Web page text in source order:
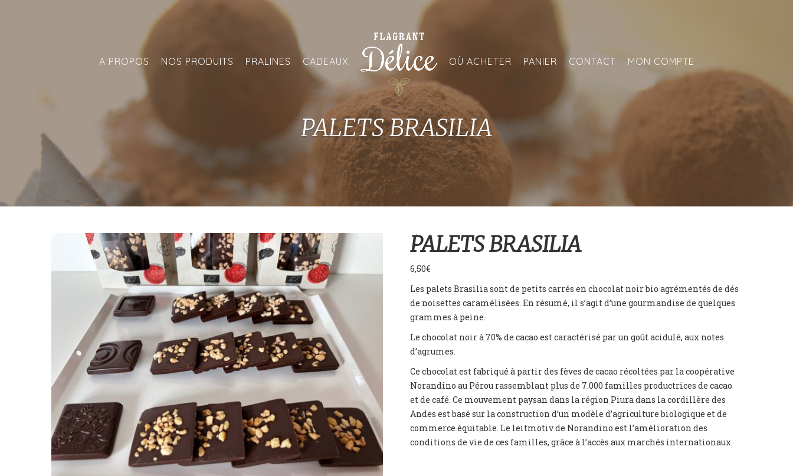
A PROPOS NOS PRODUITS PRALINES CADEAUX OÙ ACHETER PANIER CONTACT MON COMPTE
PALETS BRASILIA
PALETS BRASILIA
6,50€
Les palets Brasilia sont de petits carrés en chocolat noir bio agrémentés de dés
de noisettes caramélisées. En résumé, il s’agit d’une gourmandise de quelques
grammes à peine.
Le chocolat noir à 70% de cacao est caractérisé par un goût acidulé, aux notes
d’agrumes.
Ce chocolat est fabriqué à partir des fèves de cacao récoltées par la coopérative
Norandino au Pérou rassemblant plus de 7.000 familles productrices de cacao
et de café. Ce mouvement paysan dans la région Piura dans la cordillère des
Andes est basé sur la construction d’un modèle d’agriculture biologique et de
commerce équitable. Le leitmotiv de Norandino est l’amélioration des
conditions de vie de ces familles, grâce à l’accès aux marchés internationaux.